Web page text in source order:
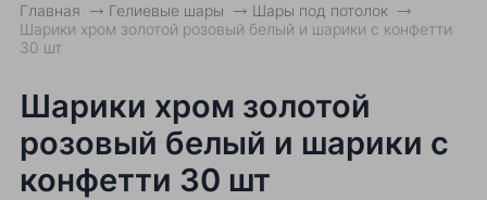
Главная Гелиевые шары
Шары под потолок
Шарики хром золотой розовый белый и шарики с конфетти
30 шт
Шарики хром золотой
розовый белый и шарики с
конфетти 30 шт